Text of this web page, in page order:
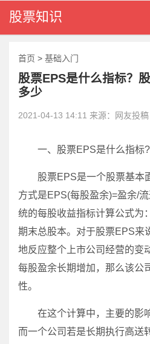
股票知识
首页 > 基础入门
股票EPS是什么指标？
多少
2021-04-13 14:11 来源：网友投稿
一、股票EPS是什么指标?
股票EPS是一个股票基本
方式是EPS(每股盈余)=盈余/
统的每股收益指标计算公式为
期末总股本。对于股票EPS来
地反应整个上市公司经营的变
每股盈余长期增加，那么该公
性。
在这个计算中，主要的影
而一个公司若是长期执行高送